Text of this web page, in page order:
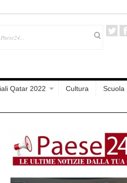
Qatar 2022 Cultura
Scuola